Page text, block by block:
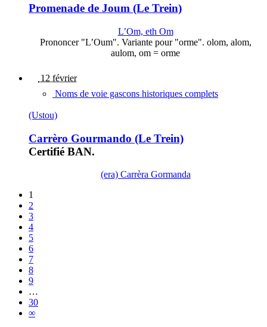
Promenade de Joum (Le Trein)
L’Om, eth Om
Prononcer "L’Oum". Variante pour "orme". olom, alom,
aulom, om = orme
12 février
Noms de voie gascons historiques complets
(Ustou)
Carrèro Gourmando (Le Trein)
Certifié BAN.
(era) Carrèra Gormanda
1
2
3
4
5
6
7
8
9
…
30
∞